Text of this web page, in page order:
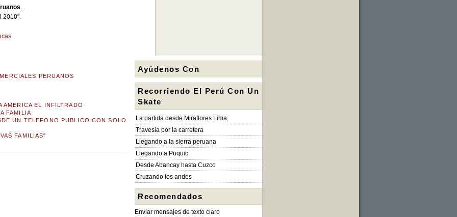
.
2010".
PERUANOS
AMERICA EL INFILTRADO
FAMILIA
UN TELEFONO PUBLICO CON SOLO
FAMILIAS"
Ayúdenos Con
Recorriendo El Perú Con Un
Skate
La partida desde Miraflores Lima
Travesia por la carretera
Llegando a la sierra peruana
Llegando a Puquio
Desde Abancay hasta Cuzco
Cruzando los andes
Recomendados
Enviar mensajes de texto claro